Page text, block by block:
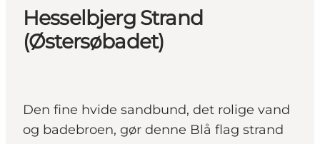
Hesselbjerg Strand
(Østersøbadet)
Den fine hvide sandbund, det rolige vand
og badebroen, gør denne Blå flag strand